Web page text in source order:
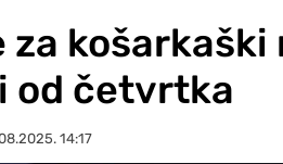
za košarkaški
od četvrtka
14:17